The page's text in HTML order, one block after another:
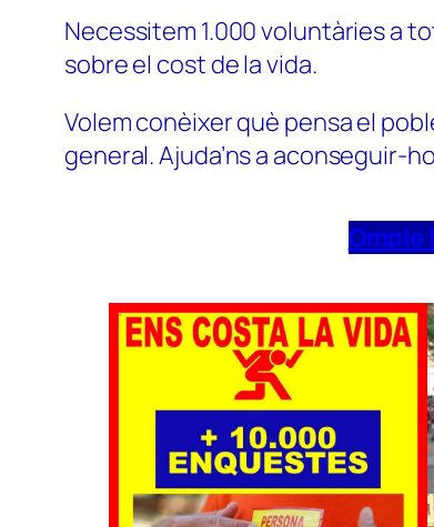
Necessitem 1.000 voluntàries a
sobre el cost de la vida.
Volem conèixer què pensa el
general. Ajuda’ns a aconseguir-
Omple